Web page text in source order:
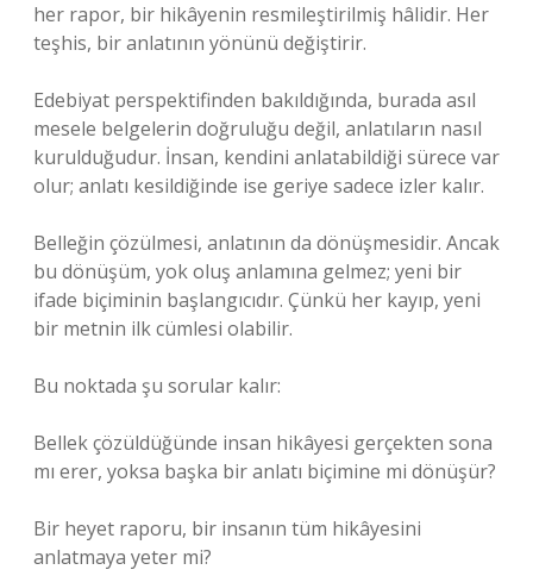
her rapor, bir hikâyenin resmileştirilmiş hâlidir. Her
teşhis, bir anlatının yönünü değiştirir.
Edebiyat perspektifinden bakıldığında, burada asıl
mesele belgelerin doğruluğu değil, anlatıların nasıl
kurulduğudur. İnsan, kendini anlatabildiği sürece var
olur; anlatı kesildiğinde ise geriye sadece izler kalır.
Belleğin çözülmesi, anlatının da dönüşmesidir. Ancak
bu dönüşüm, yok oluş anlamına gelmez; yeni bir
ifade biçiminin başlangıcıdır. Çünkü her kayıp, yeni
bir metnin ilk cümlesi olabilir.
Bu noktada şu sorular kalır:
Bellek çözüldüğünde insan hikâyesi gerçekten sona
mı erer, yoksa başka bir anlatı biçimine mi dönüşür?
Bir heyet raporu, bir insanın tüm hikâyesini
anlatmaya yeter mi?